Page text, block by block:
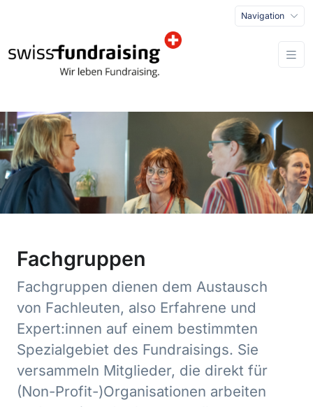
Navigation
Fachgruppen
Fachgruppen dienen dem Austausch
von Fachleuten, also Erfahrene und
Expert:innen auf einem bestimmten
Spezialgebiet des Fundraisings. Sie
versammeln Mitglieder, die direkt für
(Non-Profit-)Organisationen arbeiten